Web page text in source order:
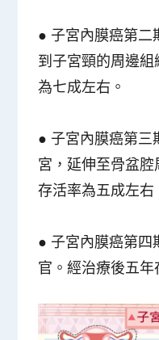
● 子宮內膜癌第二
到子宮頸的周邊
為七成左右。
● 子宮內膜癌第三
宮，延伸至骨盆
存活率為五成左右
● 子宮內膜癌第四
官。經治療後五年